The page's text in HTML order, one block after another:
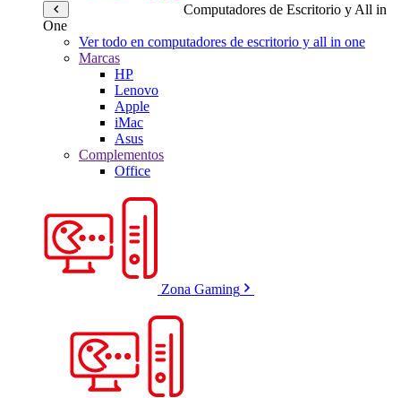
Computadores de Escritorio y All in
One
Ver todo en computadores de escritorio y all in one
Marcas
HP
Lenovo
Apple
iMac
Asus
Complementos
Office
Zona Gaming